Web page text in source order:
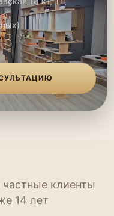
клиенты
14 лет